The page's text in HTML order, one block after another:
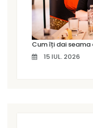
15 IUL. 2026